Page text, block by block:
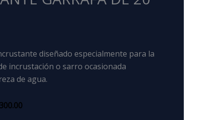
diseñado especialmente para la
incrustación o sarro ocasionada
de agua.